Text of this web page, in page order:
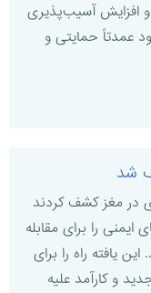
و افزایش آسیب‌پذیری
عمدتاً حمایتی و
شد
در مغز کشف کردند
را برای مقابله
این یافته راه را برای
و کارآمد علیه